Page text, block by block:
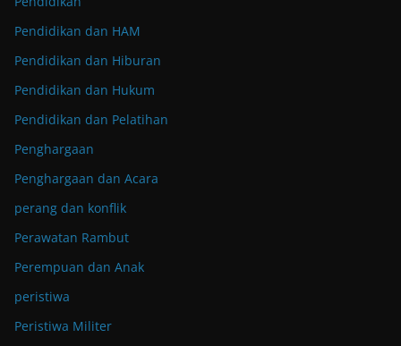
Pendidikan dan HAM
Pendidikan dan Hiburan
Pendidikan dan Hukum
Pendidikan dan Pelatihan
Penghargaan
Penghargaan dan Acara
perang dan konflik
Perawatan Rambut
Perempuan dan Anak
peristiwa
Peristiwa Militer